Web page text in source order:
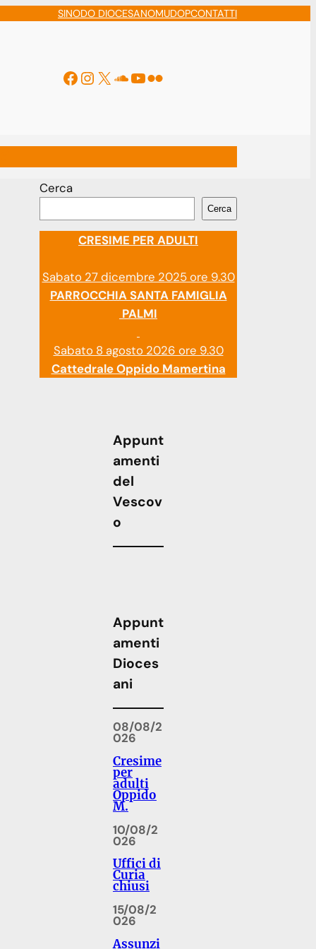
SINODO DIOCESANOMUDOPCONTATTI
Facebook
Instagram
X Soundcloud
YouTube
Flickr
Cerca
Cerca
CRESIME PER ADULTI
Sabato 27 dicembre 2025 ore 9.30
PARROCCHIA SANTA FAMIGLIA
PALMI
Sabato 8 agosto 2026 ore 9.30
Cattedrale Oppido Mamertina
Appunt
amenti
del
Vescov
o
Appunt
amenti
Dioces
ani
08/08/2
026
Cresime
per
adulti
Oppido
M.
10/08/2
026
Uffici di
Curia
chiusi
15/08/2
026
Assunzi